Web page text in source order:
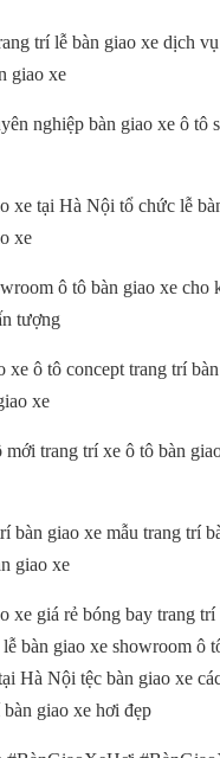
trí lễ bàn giao xe dịch
giao xe
nghiệp bàn giao xe ô tô
xe tại Hà Nội tổ chức lễ
xe
ô tô bàn giao xe cho
tượng
xe ô tô concept trang trí
xe
mới trang trí xe ô tô bàn
bàn giao xe mẫu trang trí
giao xe
xe giá rẻ bóng bay trang
bàn giao xe showroom ô
Hà Nội tệc bàn giao xe
giao xe hơi đẹp